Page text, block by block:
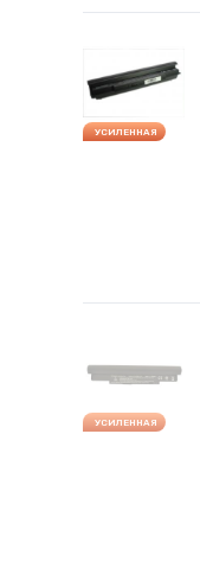
комплектующие
УСИЛЕННАЯ
УСИЛЕННАЯ